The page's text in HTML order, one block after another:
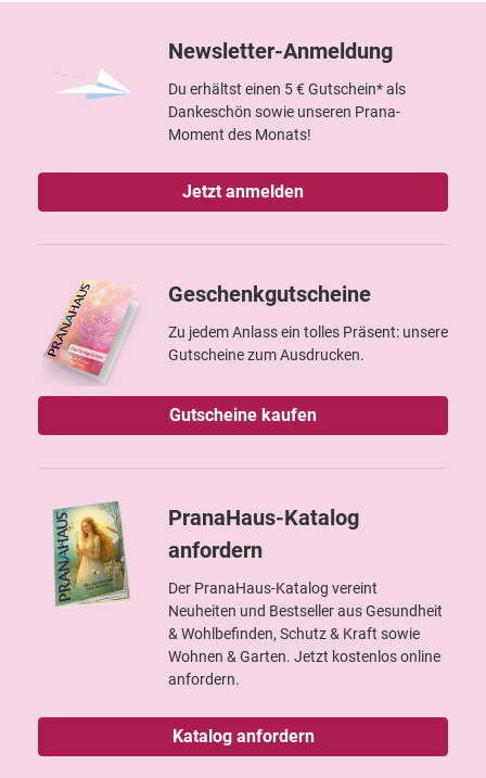
Newsletter-Anmeldung
Du erhältst einen 5 € Gutschein* als
Dankeschön sowie unseren Prana-
Moment des Monats!
Jetzt anmelden
Geschenkgutscheine
Zu jedem Anlass ein tolles Präsent: unsere
Gutscheine zum Ausdrucken.
Gutscheine kaufen
PranaHaus-Katalog
anfordern
Der PranaHaus-Katalog vereint
Neuheiten und Bestseller aus Gesundheit
& Wohlbefinden, Schutz & Kraft sowie
Wohnen & Garten. Jetzt kostenlos online
anfordern.
Katalog anfordern